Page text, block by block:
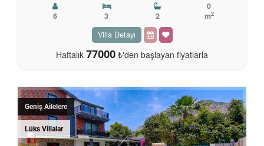
6 3 2
0
m2
Villa Detayı
Haftalık 77000 ₺'den başlayan fiyatlarla
Geniş Ailelere
Lüks Villalar